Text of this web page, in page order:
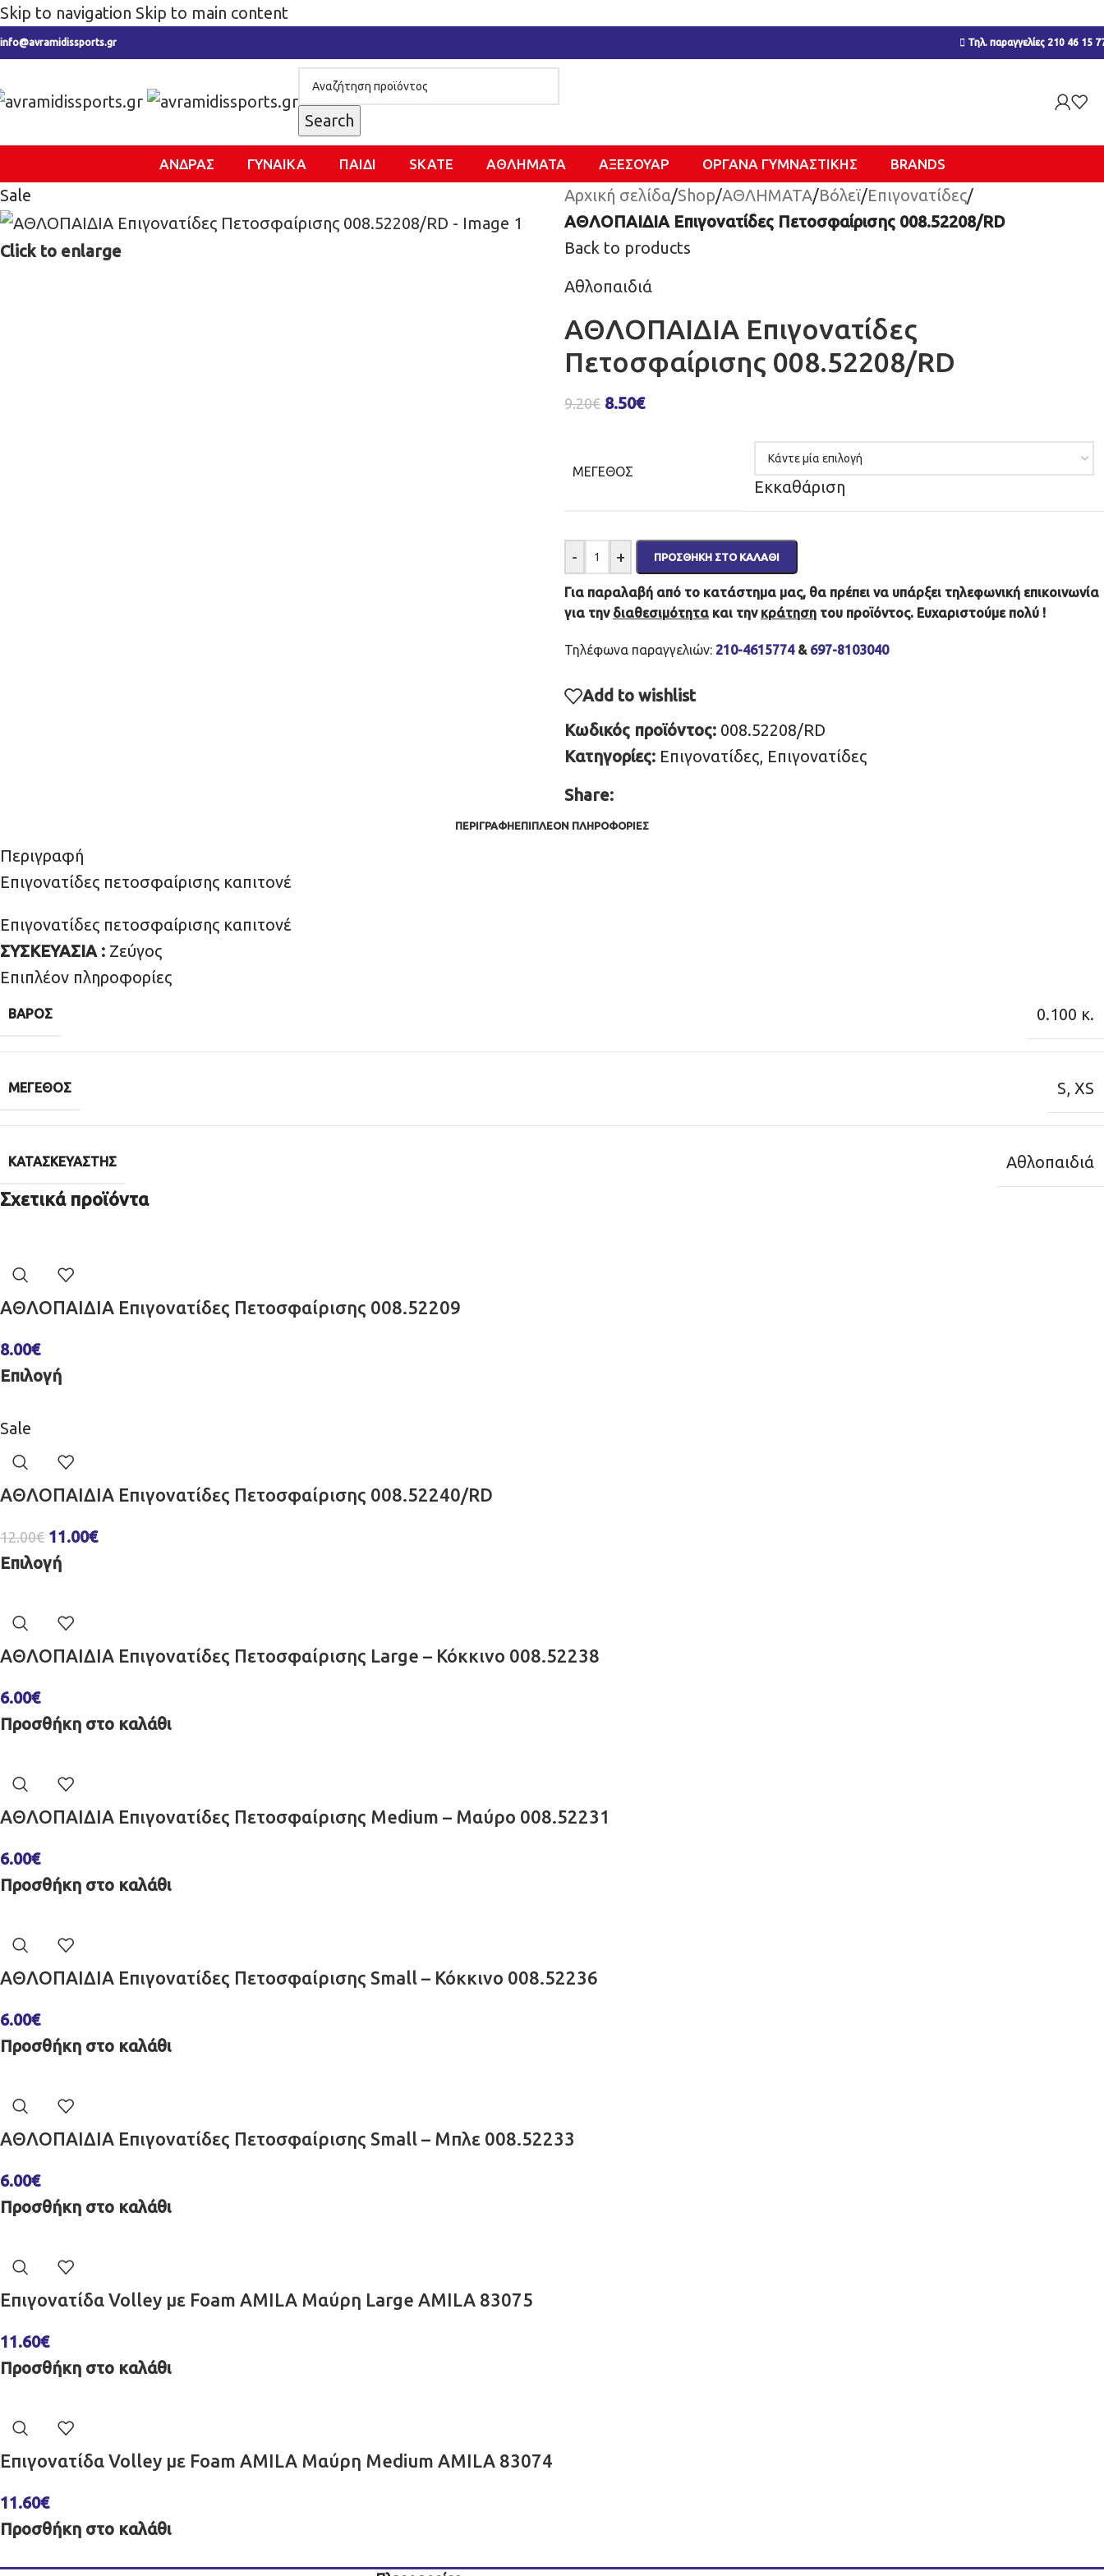
Skip to navigation Skip to main content
info@avramidissports.gr Τηλ. παραγγελίες 210 46 15
Search
ΑΝΔΡΑΣ ΓΥΝΑΙΚΑ ΠΑΙΔΙ SKATE ΑΘΛΗΜΑΤΑ ΑΞΕΣΟΥΑΡ ΌΡΓΑΝΑ ΓΥΜΝΑΣΤΙΚΉΣ BRANDS
Sale
Click to enlarge
Αρχική σελίδα/Shop/ΑΘΛΗΜΑΤΑ/Βόλεϊ/Επιγονατίδες/
ΑΘΛΟΠΑΙΔΙΑ Επιγονατίδες Πετοσφαίρισης 008.52208/RD
Back to products
Αθλοπαιδιά
ΑΘΛΟΠΑΙΔΙΑ Επιγονατίδες
Πετοσφαίρισης 008.52208/RD
9.20€ 8.50€
ΜΈΓΕΘΟΣ
Εκκαθάριση
- + ΠΡΟΣΘΉΚΗ ΣΤΟ ΚΑΛΆΘΙ
Για παραλαβή από το κατάστημα μας, θα πρέπει να υπάρξει τηλεφωνική επικοινωνία
για την διαθεσιμότητα και την κράτηση του προϊόντος. Ευχαριστούμε πολύ !
Τηλέφωνα παραγγελιών: 210-4615774& 697-8103040
Add to wishlist
Κωδικός προϊόντος: 008.52208/RD
Κατηγορίες: Επιγονατίδες, Επιγονατίδες
Share:
ΠΕΡΙΓΡΑΦΉΕΠΙΠΛΈΟΝ ΠΛΗΡΟΦΟΡΊΕΣ
Περιγραφή
Επιγονατίδες πετοσφαίρισης καπιτονέ
Επιγονατίδες πετοσφαίρισης καπιτονέ
ΣΥΣΚΕΥΑΣΙΑ : Ζεύγος
Επιπλέον πληροφορίες
ΒΆΡΟΣ 0.100 κ.
ΜΈΓΕΘΟΣ S, XS
ΚΑΤΑΣΚΕΥΑΣΤΉΣ Αθλοπαιδιά
Σχετικά προϊόντα
ΑΘΛΟΠΑΙΔΙΑ Επιγονατίδες Πετοσφαίρισης 008.52209
8.00€
Επιλογή
Sale
ΑΘΛΟΠΑΙΔΙΑ Επιγονατίδες Πετοσφαίρισης 008.52240/RD
12.00€ 11.00€
Επιλογή
ΑΘΛΟΠΑΙΔΙΑ Επιγονατίδες Πετοσφαίρισης Large – Κόκκινο 008.52238
6.00€
Προσθήκη στο καλάθι
ΑΘΛΟΠΑΙΔΙΑ Επιγονατίδες Πετοσφαίρισης Medium – Μαύρο 008.52231
6.00€
Προσθήκη στο καλάθι
ΑΘΛΟΠΑΙΔΙΑ Επιγονατίδες Πετοσφαίρισης Small – Κόκκινο 008.52236
6.00€
Προσθήκη στο καλάθι
ΑΘΛΟΠΑΙΔΙΑ Επιγονατίδες Πετοσφαίρισης Small – Μπλε 008.52233
6.00€
Προσθήκη στο καλάθι
Επιγονατίδα Volley με Foam AMILA Μαύρη Large AMILA 83075
11.60€
Προσθήκη στο καλάθι
Επιγονατίδα Volley με Foam AMILA Μαύρη Medium AMILA 83074
11.60€
Προσθήκη στο καλάθι